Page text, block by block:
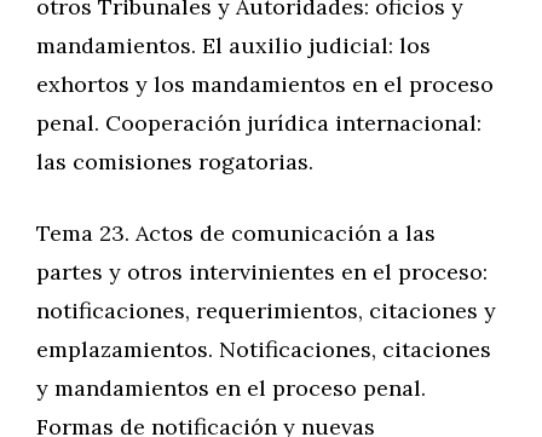
otros Tribunales y Autoridades: oficios y
mandamientos. El auxilio judicial: los
exhortos y los mandamientos en el proceso
penal. Cooperación jurídica internacional:
las comisiones rogatorias.
Tema 23. Actos de comunicación a las
partes y otros intervinientes en el proceso:
notificaciones, requerimientos, citaciones y
emplazamientos. Notificaciones, citaciones
y mandamientos en el proceso penal.
Formas de notificación y nuevas